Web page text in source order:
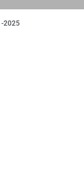
-2025